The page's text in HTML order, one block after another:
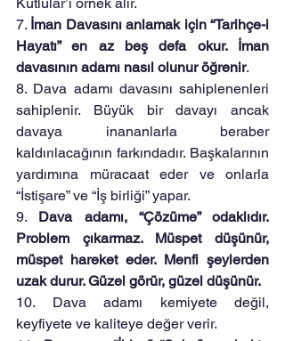
7. İman Davasını anlamak için “Tarihçe-i
Hayatı” en az beş defa okur. İman
davasının adamı nasıl olunur öğrenir.
8. Dava adamı davasını sahiplenenleri
sahiplenir. Büyük bir davayı ancak
davaya inananlarla beraber
kaldırılacağının farkındadır. Başkalarının
yardımına müracaat eder ve onlarla
“İstişare” ve “İş birliği” yapar.
9. Dava adamı, “Çözüme” odaklıdır.
Problem çıkarmaz. Müspet düşünür,
müspet hareket eder. Menfi şeylerden
uzak durur. Güzel görür, güzel düşünür.
10. Dava adamı kemiyete değil,
keyfiyete ve kaliteye değer verir.